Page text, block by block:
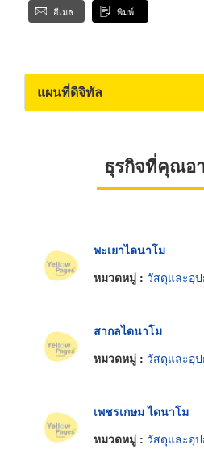
อีเมล พิมพ์
แผนที่ดิจิทัล
ธุรกิจที่คุณอ
พะเยาไดนาโม
หมวดหมู่ : วัสดุและอุ
สากลไดนาโม
หมวดหมู่ : วัสดุและอุ
เพชรเกษม ไดนาโม
หมวดหมู่ : วัสดุและอุ